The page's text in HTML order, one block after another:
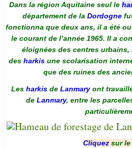
Dans la région Aquitaine seul le
département de la Dordogne
fonctionna que deux ans, il a été
le courant de l’année 1965. Il a
éloignées des centres
des harkis une scolarisation
que des ruines des
Les harkis de Lanmaryont
de Lanmary, entre les
Cliquez sur